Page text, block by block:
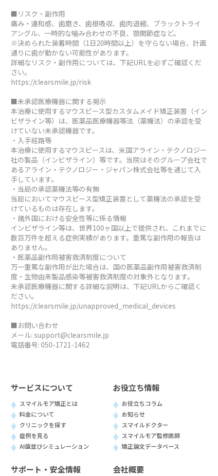
■リスク・副作用
痛み・違和感、歯磨き、歯根吸収、歯肉退縮、ブラックトライ
アングル、一時的な噛み合わせの不良、顎関節症など。
※決められた装着時間（1日20時間以上）を守らない場合、計画
通りに歯が動かない可能性があります。
詳細なリスク・副作用については、下記URLを必ずご確認くだ
さい。
https://clearsmile.jp/risk
■未承認医療機器に関する掲示
本治療に使用するマウスピース型カスタムメイド矯正装置（イン
ビザライン等）は、医薬品医療機器等法（薬機法）の承認を受
けていない未承認機器です。
・入手経路等
本治療に使用するマウスピースは、米国アライン・テクノロジー
社の製品（インビザライン）等です。当院はそのグループ会社で
あるアライン・テクノロジー・ジャパン株式会社等を通じて入
手しています。
・当局の承認薬機法等の有無
当局においてマウスピース型矯正装置として薬機法の承認を受
けているものは存在します。
・諸外国における安全性等に係る情報
インビザライン等は、世界100ヶ国以上で提供され、これまでに
数百万件を超える症例実績があります。重篤な副作用の報告は
ありません。
・医薬品副作用被害救済制度について
万一重篤な副作用が出た場合は、国の医薬品副作用被害救済制
度・生物由来製品感染等被害救済制度の対象外となります。
未承認医療機器に関する詳細な説明は、下記URLからご確認く
ださい。
https://clearsmile.jp/unapproved_medical_devices
■お問い合わせ
メール: support@clearsmile.jp
電話番号: 050-1721-1462
サービスについて
スマイルモア矯正とは
料金について
クリニックを探す
症例を見る
AI歯並びシミュレーション
お役立ち情報
お役立ちコラム
お知らせ
スマイルドクター
スマイルモア監修医師
矯正論文データベース
サポート・安全情報 会社概要